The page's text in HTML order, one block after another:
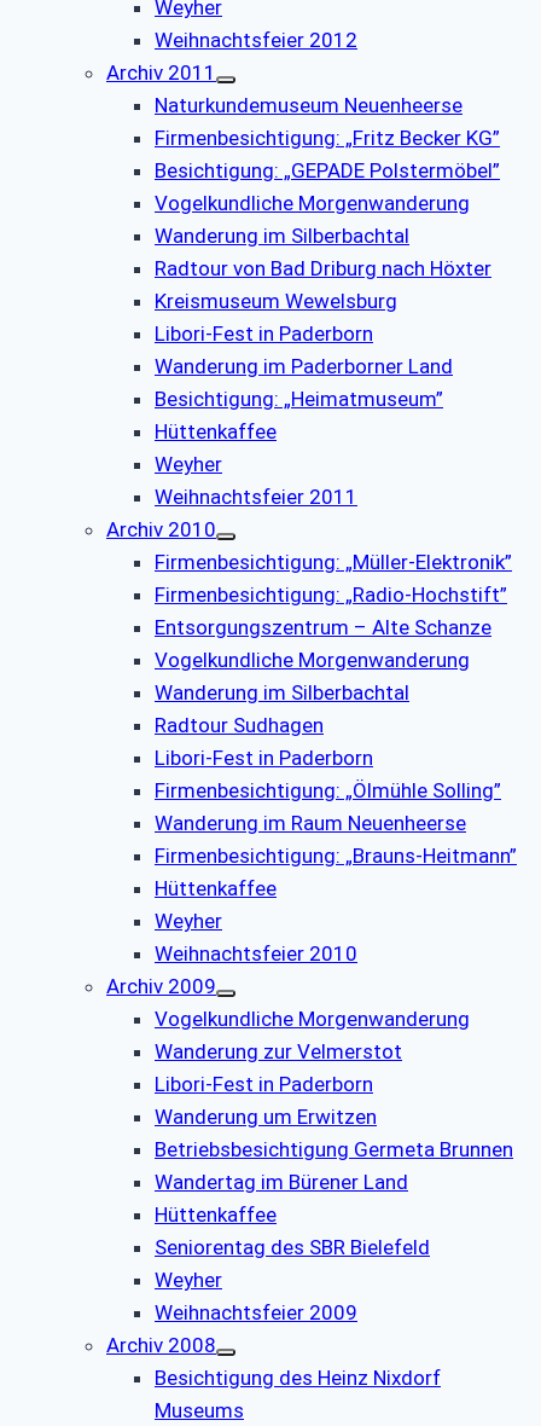
Weyher
Weihnachtsfeier 2012
Archiv 2011
Naturkundemuseum Neuenheerse
Firmenbesichtigung: „Fritz Becker KG”
Besichtigung: „GEPADE Polstermöbel”
Vogelkundliche Morgenwanderung
Wanderung im Silberbachtal
Radtour von Bad Driburg nach Höxter
Kreismuseum Wewelsburg
Libori-Fest in Paderborn
Wanderung im Paderborner Land
Besichtigung: „Heimatmuseum”
Hüttenkaffee
Weyher
Weihnachtsfeier 2011
Archiv 2010
Firmenbesichtigung: „Müller-Elektronik”
Firmenbesichtigung: „Radio-Hochstift”
Entsorgungszentrum – Alte Schanze
Vogelkundliche Morgenwanderung
Wanderung im Silberbachtal
Radtour Sudhagen
Libori-Fest in Paderborn
Firmenbesichtigung: „Ölmühle Solling”
Wanderung im Raum Neuenheerse
Firmenbesichtigung: „Brauns-Heitmann”
Hüttenkaffee
Weyher
Weihnachtsfeier 2010
Archiv 2009
Vogelkundliche Morgenwanderung
Wanderung zur Velmerstot
Libori-Fest in Paderborn
Wanderung um Erwitzen
Betriebsbesichtigung Germeta Brunnen
Wandertag im Bürener Land
Hüttenkaffee
Seniorentag des SBR Bielefeld
Weyher
Weihnachtsfeier 2009
Archiv 2008
Besichtigung des Heinz Nixdorf
Museums